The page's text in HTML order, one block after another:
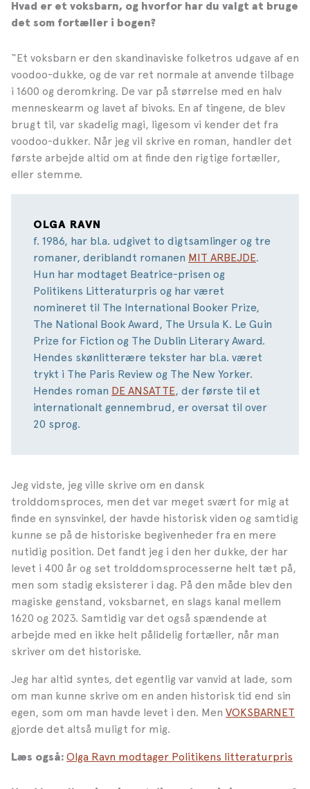
Hvad er et voksbarn, og hvorfor har du valgt at bruge
det som fortæller i bogen?
“Et voksbarn er den skandinaviske folketros udgave af en
voodoo-dukke, og de var ret normale at anvende tilbage
i 1600 og deromkring. De var på størrelse med en halv
menneskearm og lavet af bivoks. En af tingene, de blev
brugt til, var skadelig magi, ligesom vi kender det fra
voodoo-dukker. Når jeg vil skrive en roman, handler det
første arbejde altid om at finde den rigtige fortæller,
eller stemme.
OLGA RAVN
f. 1986, har bl.a. udgivet to digtsamlinger og tre
romaner, deriblandt romanen MIT ARBEJDE.
Hun har modtaget Beatrice-prisen og
Politikens Litteraturpris og har været
nomineret til The International Booker Prize,
The National Book Award, The Ursula K. Le Guin
Prize for Fiction og The Dublin Literary Award.
Hendes skønlitterære tekster har bl.a. været
trykt i The Paris Review og The New Yorker.
Hendes roman DE ANSATTE, der første til et
internationalt gennembrud, er oversat til over
20 sprog.
Jeg vidste, jeg ville skrive om en dansk
trolddomsproces, men det var meget svært for mig at
finde en synsvinkel, der havde historisk viden og samtidig
kunne se på de historiske begivenheder fra en mere
nutidig position. Det fandt jeg i den her dukke, der har
levet i 400 år og set trolddomsprocesserne helt tæt på,
men som stadig eksisterer i dag. På den måde blev den
magiske genstand, voksbarnet, en slags kanal mellem
1620 og 2023. Samtidig var det også spændende at
arbejde med en ikke helt pålidelig fortæller, når man
skriver om det historiske.
Jeg har altid syntes, det egentlig var vanvid at lade, som
om man kunne skrive om en anden historisk tid end sin
egen, som om man havde levet i den. Men VOKSBARNET
gjorde det altså muligt for mig.
Læs også: Olga Ravn modtager Politikens litteraturpris